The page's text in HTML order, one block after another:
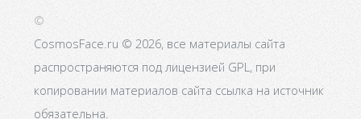
©
CosmosFace.ru © 2026, все материалы сайта
распространяются под лицензией GPL, при
копировании материалов сайта ссылка на источник
обязательна.